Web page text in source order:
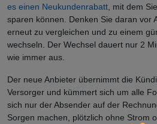
es einen Neukundenrabatt , mit dem
sparen können. Denken Sie daran vor
erneut zu vergleichen und zu einem
wechseln. Der Wechsel dauert nur 2
wie immer aus.
Der neue Anbieter übernimmt die
Versorger und kümmert sich um alle
sich nur der Absender auf der
Sorgen machen, plötzlich ohne Strom